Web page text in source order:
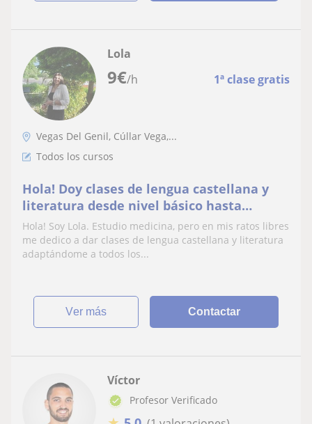
9€/h 1ª clase gratis
Lola
Vegas Del Genil, Cúllar Vega,...
Todos los cursos
Hola! Doy clases de lengua castellana y
literatura desde nivel básico hasta
segundo de bachillerato
Hola! Soy Lola. Estudio medicina, pero en mis ratos libres
me dedico a dar clases de lengua castellana y literatura
adaptándome a todos los...
ver más Contactar
Víctor
Profesor Verificado